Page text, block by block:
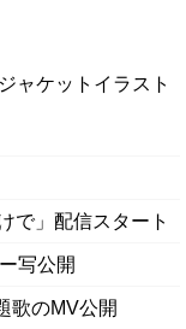
ャケットイラスト
で」配信スタート
写公開
歌のMV公開